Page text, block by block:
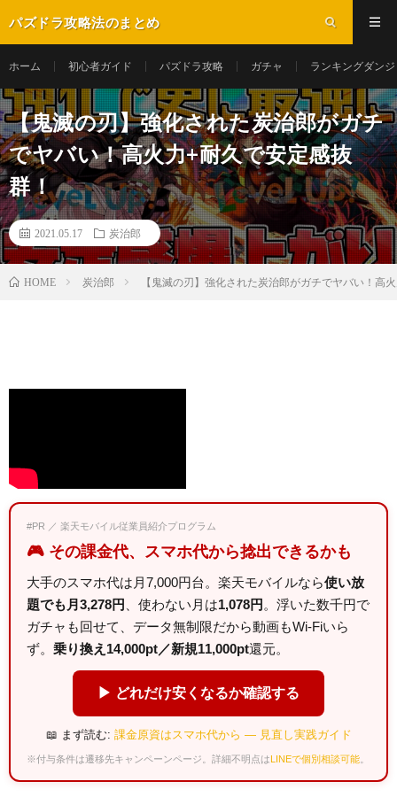
パズドラ攻略法のまとめ
ホーム 初心者ガイド パズドラ攻略 ガチャ ランキングダン
【鬼滅の刃】強化された炭治郎がガチ
でヤバい！高火力+耐久で安定感抜
群！
2021.05.17 炭治郎
HOME 炭治郎 【鬼滅の刃】強化された炭治郎がガチでヤバい！高
#PR ／ 楽天モバイル従業員紹介プログラム
🎮 その課金代、スマホ代から捻出できるかも
大手のスマホ代は月7,000円台。楽天モバイルなら使い放
題でも月3,278円
、使わない月は1,078円 。浮いた数千円で
ガチャも回せて、データ無制限だから動画もWi-Fiいら
ず。 乗り換え14,000pt／新規11,000pt還元。
▶ どれだけ安くなるか確認する
📖 まず読む: 課金原資はスマホ代から — 見直し実践ガイド
※付与条件は遷移先キャンペーンページ。詳細不明点はLINEで個別相談可能